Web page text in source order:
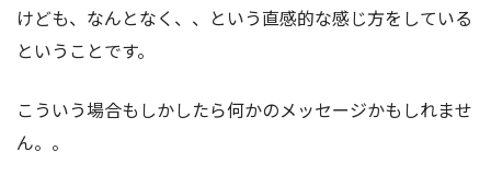
けども、なんとなく、、という直感的な感じ方をしている
ということです。
こういう場合もしかしたら何かのメッセージかもしれませ
ん。。